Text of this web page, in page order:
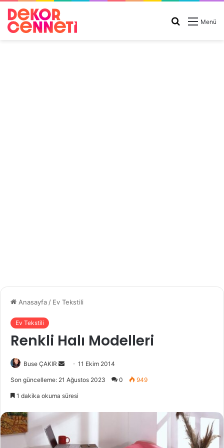
Menü
Arama
Anasayfa / Ev Tekstili
Ev Tekstili
Renkli Halı Modelleri
Buse ÇAKIR
e
-
o
11 Ekim 2014
Son güncelleme: 21 Ağustos 2023 0 949
1 dakika okuma süresi